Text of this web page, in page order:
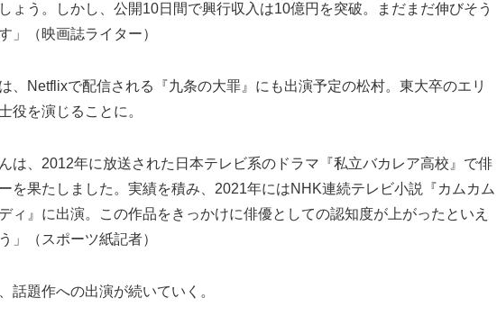
ょう。しかし、公開10日間で興行収入は10億円を突破。まだまだ伸びそう
」（映画誌ライター）
、Netflixで配信される『九条の大罪』にも出演予定の松村。東大卒のエリ
役を演じることに。
んは、2012年に放送された日本テレビ系のドラマ『私立バカレア高校』で俳
を果たしました。実績を積み、2021年にはNHK連続テレビ小説『カムカム
ィ』に出演。この作品をきっかけに俳優としての認知度が上がったといえ
」（スポーツ紙記者）
話題作への出演が続いていく。